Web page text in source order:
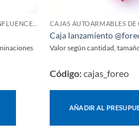
CAJAS AUTOARMABLES
Caja lanzamiento
Valor según cantidad,
Código:cajas_foreo
AÑADIR AL